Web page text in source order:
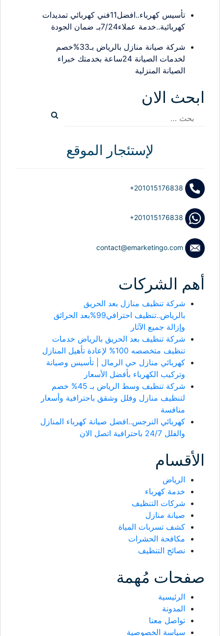
تأسيس كهرباء..افضل11فني كهربائي تمديدات
كهربائية..خدمة عملاء7/24بـ ضمان الجودة
شركة صيانة منازل بالرياض بـ33%خصم
لخدمات الصيانة 24ساعة بخدمتك خبراء
الصيانة المنزلية
ابحث الان
البحث
لإستئجار الموقع
+201015176838
+201015176838
contact@emarketingo.com
أهم الشركات
شركة تنظيف منازل بعد الحريق
بالرياض..تنظيف احترافي99%بعد الحرائق
وإزالة جميع الآثار
شركة تنظيف بعد الحريق بالرياض خدمات
تنظيف متخصصه 100% لإعادة تأهيل المنازل
كهربائي منازل حي الرمال | تأسيس وصيانة
وتركيب الكهرباء بأفضل الأسعار
شركة تنظيف وسط الرياض بـ 45% خصم
لتنظيف منازل وفلل وشقق باحترافية وأسعار
منافسة
كهربائي النرجس..افضل صيانة كهرباء المنازل
والفلل 24/7 باحترافية اتصل الان
الأقسام
الرياض
خدمة كهرباء
شركات التنظيف
صيانة منازل
كشف تسربات المياة
مكافحة الحشرات
نصائح التنظيف
صفحات مُهمة
الرئيسية
المدونة
تواصل معنا
سياسة الخصوصية